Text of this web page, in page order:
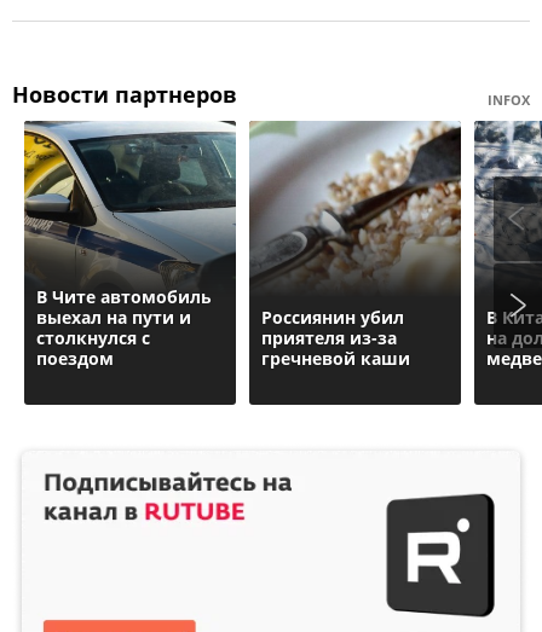
Новости партнеров INFOX
В Чите автомобиль
выехал на пути и
столкнулся с
поездом
Россиянин убил
приятеля из-за
гречневой каши
В
на